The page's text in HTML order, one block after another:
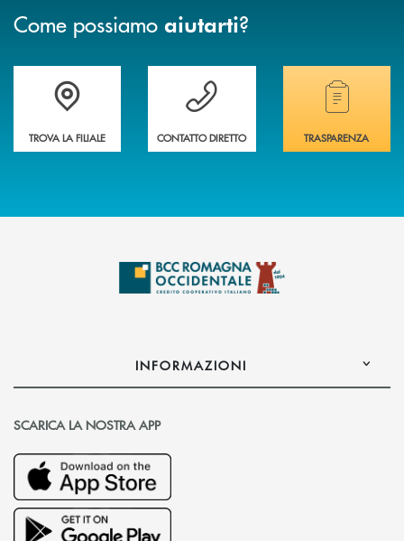
Come possiamo aiutarti?
Accedi all' elenco completo delle filiali della banca.
TROVA LA FILIALE
Hai bisogno di assistenza immediata?
CONTATTO DIRETTO
Hai bisogno di
TRASPARENZA
INFORMAZIONI
SCARICA LA NOSTRA APP